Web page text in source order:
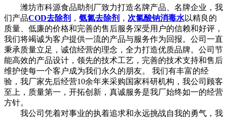
潍坊市科源食品助剂厂致力打造名牌产品、名牌企业，我
们产品COD去除剂 ， 氨氮去除剂 ， 次氯酸钠消毒水以精良的
质量、低廉的价格和完善的售后服务深受用户的信赖和好评，
我们将竭诚为客户提供一流的产品与服务作为回报。公司一直
秉承质量立足，诚信经营的理念，全力打造优质品牌。公司节
能高效的产品设计，领先的技术工艺，完善的技术支持和售后
维护使每一个客户成为我们永久的朋友。 我们有丰富的经
验，我厂家先后经营10余年来采购国家科研机构，我公司顾客
至上，质量第一，开拓创新，真诚服务是我厂始终如一的经营
方针。
我公司凭着对事业的执着追求和永远挑战自我的勇气，我